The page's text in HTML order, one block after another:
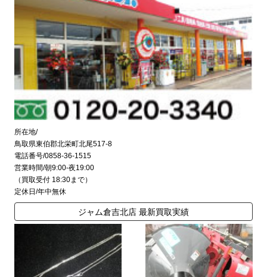
所在地/
鳥取県東伯郡北栄町北尾517-8
電話番号/0858-36-1515
営業時間/朝9:00-夜19:00
（買取受付 18:30まで）
定休日/年中無休
ジャム倉吉北店 最新買取実績